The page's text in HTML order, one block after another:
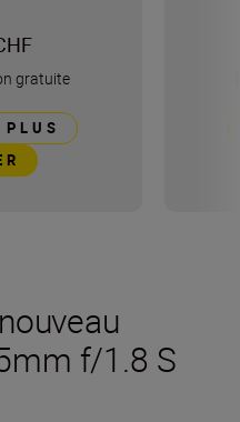
gratuite
f/1.8 S